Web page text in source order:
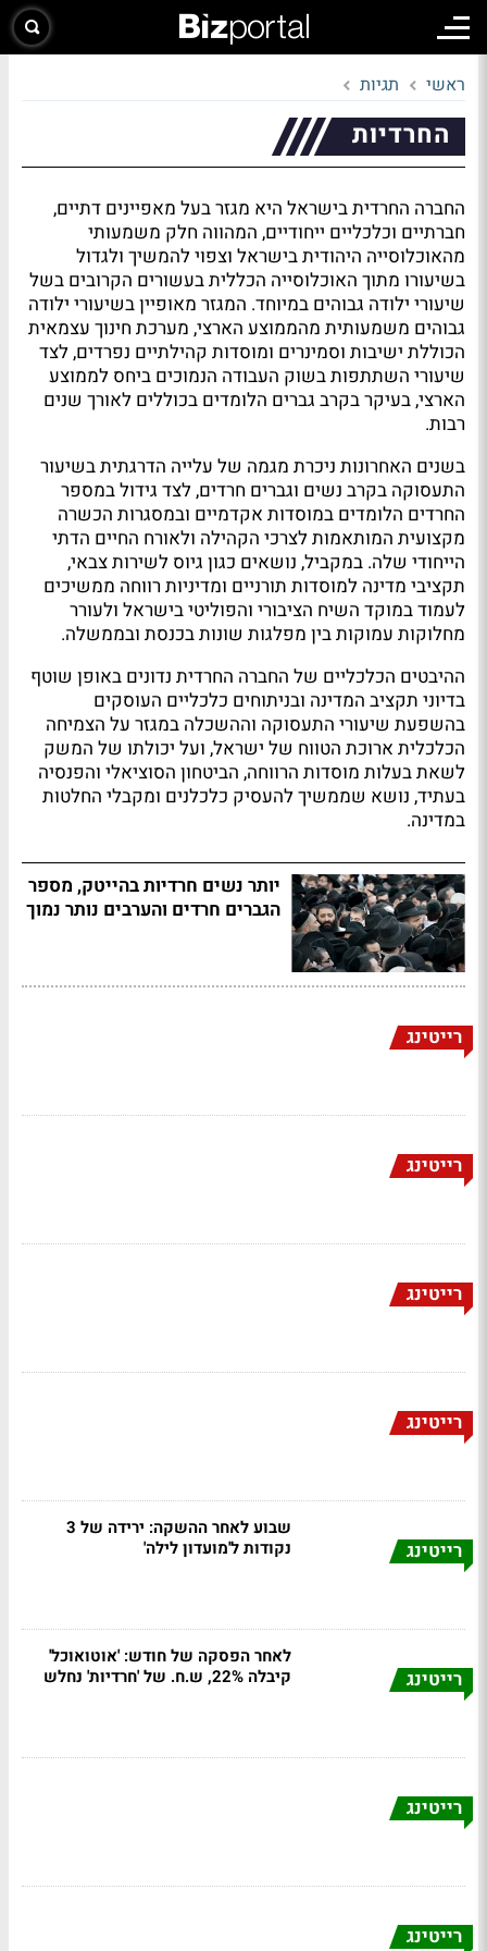
ראשי תגיות
החרדיות
החברה החרדית בישראל היא מגזר בעל מאפיינים דתיים,
חברתיים וכלכליים ייחודיים, המהווה חלק משמעותי
מהאוכלוסייה היהודית בישראל וצפוי להמשיך ולגדול
בשיעורו מתוך האוכלוסייה הכללית בעשורים הקרובים בשל
שיעורי ילודה גבוהים במיוחד. המגזר מאופיין בשיעורי ילודה
גבוהים משמעותית מהממוצע הארצי, מערכת חינוך עצמאית
הכוללת ישיבות וסמינרים ומוסדות קהילתיים נפרדים, לצד
שיעורי השתתפות בשוק העבודה הנמוכים ביחס לממוצע
הארצי, בעיקר בקרב גברים הלומדים בכוללים לאורך שנים
רבות.
בשנים האחרונות ניכרת מגמה של עלייה הדרגתית בשיעור
התעסוקה בקרב נשים וגברים חרדים, לצד גידול במספר
החרדים הלומדים במוסדות אקדמיים ובמסגרות הכשרה
מקצועית המותאמות לצרכי הקהילה ולאורח החיים הדתי
הייחודי שלה. במקביל, נושאים כגון גיוס לשירות צבאי,
תקציבי מדינה למוסדות תורניים ומדיניות רווחה ממשיכים
לעמוד במוקד השיח הציבורי והפוליטי בישראל ולעורר
מחלוקות עמוקות בין מפלגות שונות בכנסת ובממשלה.
ההיבטים הכלכליים של החברה החרדית נדונים באופן שוטף
בדיוני תקציב המדינה ובניתוחים כלכליים העוסקים
בהשפעת שיעורי התעסוקה וההשכלה במגזר על הצמיחה
הכלכלית ארוכת הטווח של ישראל, ועל יכולתו של המשק
לשאת בעלות מוסדות הרווחה, הביטחון הסוציאלי והפנסיה
בעתיד, נושא שממשיך להעסיק כלכלנים ומקבלי החלטות
במדינה.
יותר נשים חרדיות בהייטק, מספר
הגברים חרדים והערבים נותר נמוך
רייטינג
רייטינג
רייטינג
רייטינג
רייטינג
שבוע לאחר ההשקה: ירידה של 3
נקודות ל'מועדון לילה'
רייטינג
לאחר הפסקה של חודש: 'אוטואוכל'
קיבלה 22%, ש.ח. של 'חרדיות' נחלש
רייטינג
רייטינג